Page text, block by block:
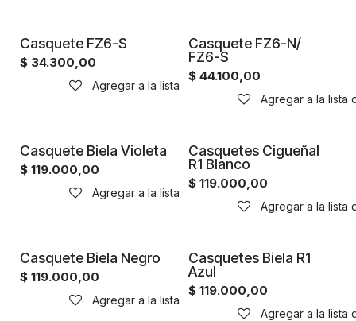
Casquete FZ6-S
$ 34.300,00
Agregar a la lista de deseos
Casquete FZ6-N/
FZ6-S
$44.100,00
Agregar a la lista
Casquete Biela Violeta
$ 119.000,00
Agregar a la lista de deseos
Casquetes Cigueñal
R1 Blanco
$119.000,00
Agregar a la lista
Casquete Biela Negro
$ 119.000,00
Agregar a la lista de deseos
Casquetes Biela R1
Azul
$119.000,00
Agregar a la lista